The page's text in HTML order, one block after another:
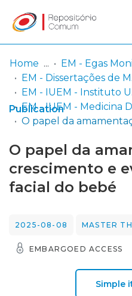
Communities
& Collections
Browse repository
Entities
Statistics
Log
In
(current)
Home
Publication
O papel da
crescimento e
facial do bebé
2025-08-08 MASTER
EMBARGOED ACCESS
Simple